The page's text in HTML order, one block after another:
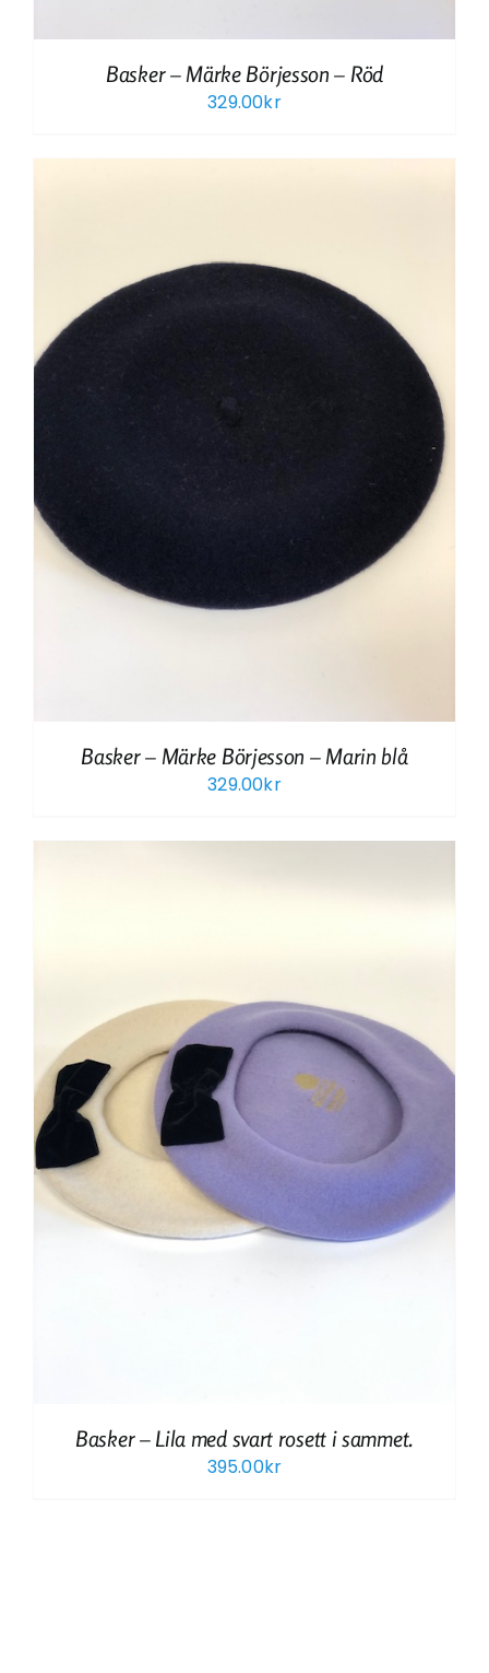
Basker – Märke Börjesson – Röd
329.00kr
Basker – Märke Börjesson – Marin blå
329.00kr
Basker – Lila med svart rosett i sammet.
395.00kr